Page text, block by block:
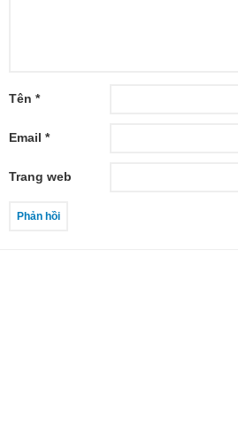
Tên *
Email *
Trang web